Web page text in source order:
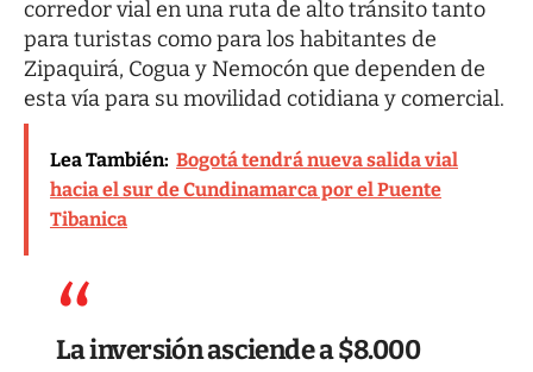
corredor vial en una ruta de alto tránsito tanto
para turistas como para los habitantes de
Zipaquirá, Cogua y Nemocón que dependen de
esta vía para su movilidad cotidiana y comercial.
Lea También: Bogotá tendrá nueva salida vial
hacia el sur de Cundinamarca por el Puente
Tibanica
La inversión asciende a $8.000